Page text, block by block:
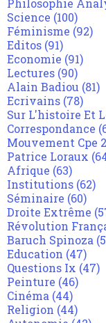
Philosophie
Science (100)
Féminisme (92)
Editos (91)
Economie (91)
Lectures (90)
Alain Badiou (81)
Ecrivains (78)
Sur L'histoire Et
Correspondance
Mouvement Cpe
Patrice Loraux
Afrique (63)
Institutions (62)
Séminaire (60)
Droite Extrême
Révolution
Baruch Spinoza
Education (47)
Questions Ix (47)
Peinture (46)
Cinéma (44)
Religion (44)